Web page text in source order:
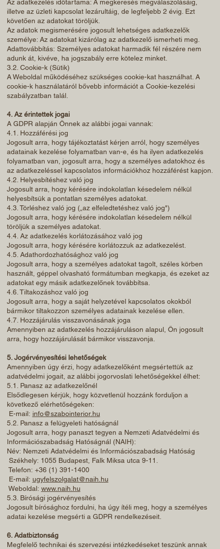
Az adatkezelés időtartama: A megkeresés megválaszolásáig,
illetve az üzleti kapcsolat lezárultáig, de legfeljebb 2 évig. Ezt
követően az adatokat töröljük.
Az adatok megismerésére jogosult lehetséges adatkezelők
személye: Az adatokat kizárólag az adatkezelő ismerheti meg.
Adattovábbítás: Személyes adatokat harmadik fél részére nem
adunk át, kivéve, ha jogszabály erre kötelez minket.
3.2. Cookie-k (Sütik)
A Weboldal működéséhez szükséges cookie-kat használhat. A
cookie-k használatáról bővebb információt a Cookie-kezelési
szabályzatban talál.
4. Az érintettek jogai
A GDPR alapján Önnek az alábbi jogai vannak:
4.1. Hozzáférési jog
Jogosult arra, hogy tájékoztatást kérjen arról, hogy személyes
adatainak kezelése folyamatban van-e, és ha ilyen adatkezelés
folyamatban van, jogosult arra, hogy a személyes adatokhoz és
az adatkezeléssel kapcsolatos információkhoz hozzáférést kapjon.
4.2. Helyesbítéshez való jog
Jogosult arra, hogy kérésére indokolatlan késedelem nélkül
helyesbítsük a pontatlan személyes adatokat.
4.3. Törléshez való jog („az elfeledtetéshez való jog")
Jogosult arra, hogy kérésére indokolatlan késedelem nélkül
töröljük a személyes adatokat.
4.4. Az adatkezelés korlátozásához való jog
Jogosult arra, hogy kérésére korlátozzuk az adatkezelést.
4.5. Adathordozhatósághoz való jog
Jogosult arra, hogy a személyes adatokat tagolt, széles körben
használt, géppel olvasható formátumban megkapja, és ezeket az
adatokat egy másik adatkezelőnek továbbítsa.
4.6. Tiltakozáshoz való jog
Jogosult arra, hogy a saját helyzetével kapcsolatos okokból
bármikor tiltakozzon személyes adatainak kezelése ellen.
4.7. Hozzájárulás visszavonásának joga
Amennyiben az adatkezelés hozzájáruláson alapul, Ön jogosult
arra, hogy hozzájárulását bármikor visszavonja.
5. Jogérvényesítési lehetőségek
Amennyiben úgy érzi, hogy adatkezelőként megsértettük az
adatvédelmi jogait, az alábbi jogorvoslati lehetőségekkel élhet:
5.1. Panasz az adatkezelőnél
Elsődlegesen kérjük, hogy közvetlenül hozzánk forduljon a
következő elérhetőségeken:
E-mail: info@szabointerior.hu
5.2. Panasz a felügyeleti hatóságnál
Jogosult arra, hogy panaszt tegyen a Nemzeti Adatvédelmi és
Információszabadság Hatóságnál (NAIH):
Név: Nemzeti Adatvédelmi és Információszabadság Hatóság
Székhely: 1055 Budapest, Falk Miksa utca 9-11.
Telefon: +36 (1) 391-1400
E-mail: ugyfelszolgalat@naih.hu
Weboldal: www.naih.hu
5.3. Bírósági jogérvényesítés
Jogosult bírósághoz fordulni, ha úgy ítéli meg, hogy a személyes
adatai kezelése megsérti a GDPR rendelkezéseit.
6. Adatbiztonság
Megfelelő technikai és szervezési intézkedéseket teszünk annak